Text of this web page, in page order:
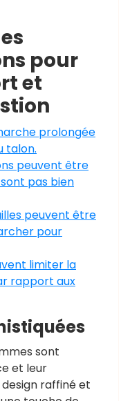
pour
et
prolongée
talon.
peuvent être
pas bien
peuvent être
pour
limiter la
rapport aux
sont
et leur
raffiné et